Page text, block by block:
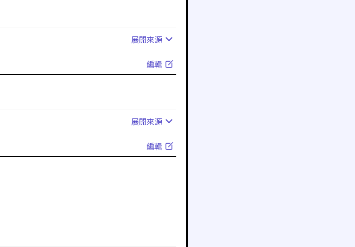
展開來源
編輯
展開來源
編輯